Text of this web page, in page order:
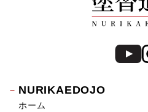
NURIKAEDOJO
ホーム